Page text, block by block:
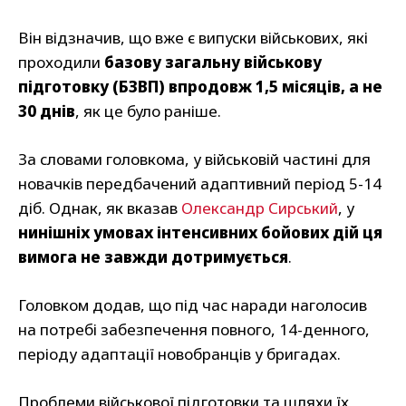
Він відзначив, що вже є випуски військових, які
проходили базову загальну військову
підготовку (БЗВП) впродовж 1,5 місяців, а не
30 днів, як це було раніше.
За словами головкома, у військовій частині для
новачків передбачений адаптивний період 5-14
діб. Однак, як вказав Олександр Сирський, у
нинішніх умовах інтенсивних бойових дій ця
вимога не завжди дотримується.
Головком додав, що під час наради наголосив
на потребі забезпечення повного, 14-денного,
періоду адаптації новобранців у бригадах.